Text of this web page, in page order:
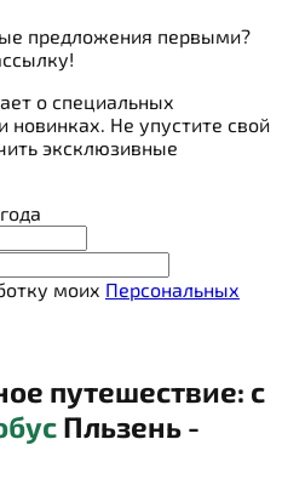
предложения первыми?
о специальных
новинках. Не упустите свой
эксклюзивные
моих Персональных
путешествие: с
Пльзень -